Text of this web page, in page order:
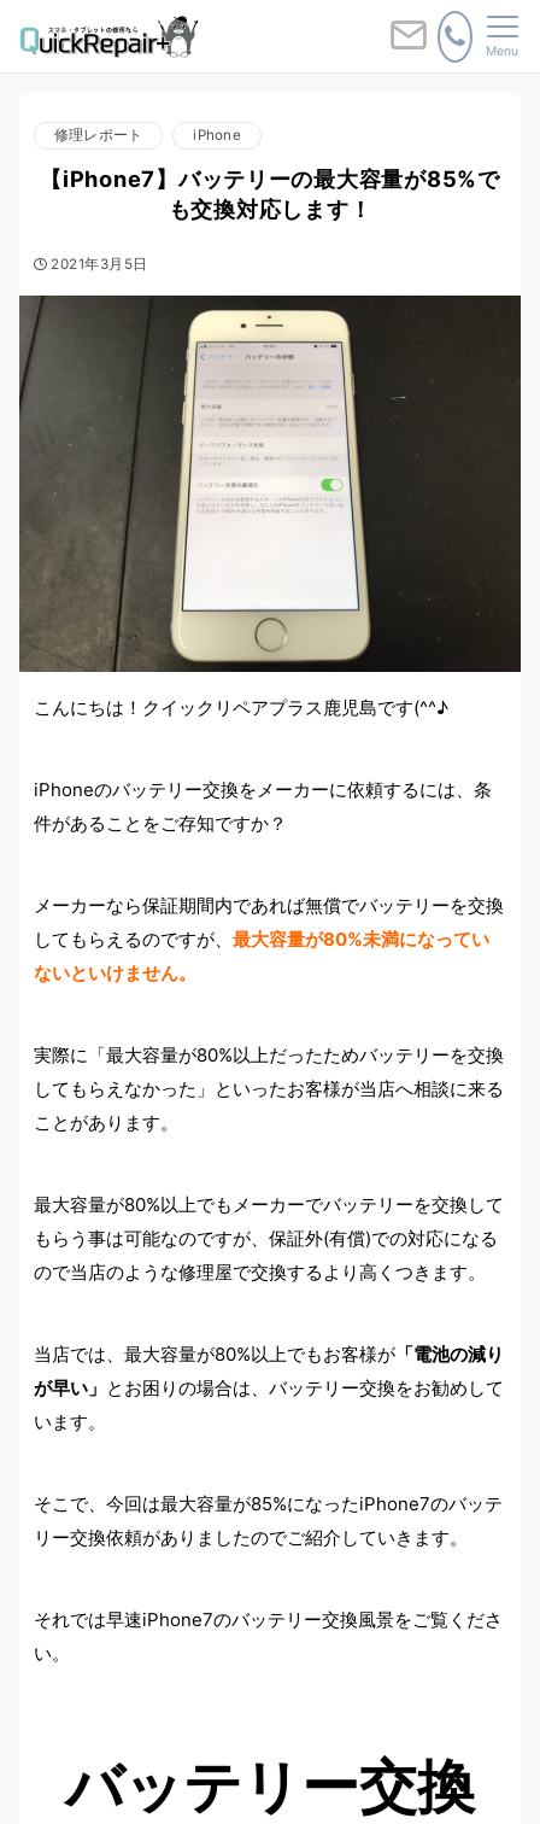
Menu
修理レポート iPhone
【iPhone7】バッテリーの最大容量が85%で
も交換対応します！
2021年3月5日
こんにちは！クイックリペアプラス鹿児島です(^^♪
iPhoneのバッテリー交換をメーカーに依頼するには、条
件があることをご存知ですか？
メーカーなら保証期間内であれば無償でバッテリーを交換
してもらえるのですが、 最大容量が80%未満になってい
ないといけません。
実際に「最大容量が80%以上だったためバッテリーを交換
してもらえなかった」といったお客様が当店へ相談に来る
ことがあります。
最大容量が80%以上でもメーカーでバッテリーを交換して
もらう事は可能なのですが、保証外(有償)での対応になる
ので当店のような修理屋で交換するより高くつきます。
当店では、最大容量が80%以上でもお客様が 「電池の減り
が早い」 とお困りの場合は、バッテリー交換をお勧めして
います。
そこで、今回は最大容量が85%になったiPhone7のバッテ
リー交換依頼がありましたのでご紹介していきます。
それでは早速iPhone7のバッテリー交換風景をご覧くださ
い。
バッテリー交換